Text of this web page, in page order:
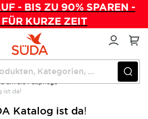
- BIS ZU 90% SPAREN -
KURZE ZEIT
Direkt
zum
Inhalt
um die Fußpflege
ist da!
Katalog ist da!